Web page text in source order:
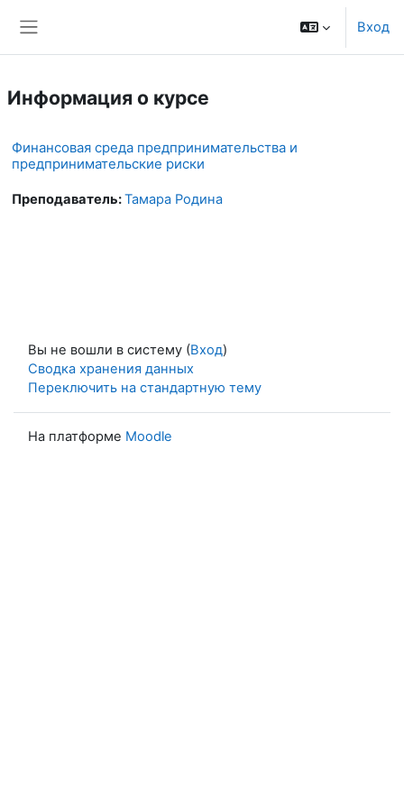
Вход
Информация о курсе
Финансовая среда предпринимательства и
предпринимательские риски
Преподаватель:Тамара Родина
Вы не вошли в систему (Вход)
Сводка хранения данных
Переключить на стандартную тему
На платформе Moodle